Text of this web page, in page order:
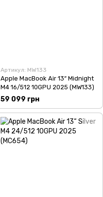
Артикул: MW133
Apple MacBook Air 13“ Midnight
M4 16/512 10GPU 2025 (MW133)
59 099 грн